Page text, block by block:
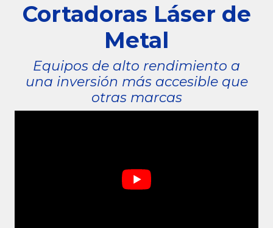
Cortadoras Láser de
Metal
Equipos de alto rendimiento a
una inversión más accesible que
otras marcas